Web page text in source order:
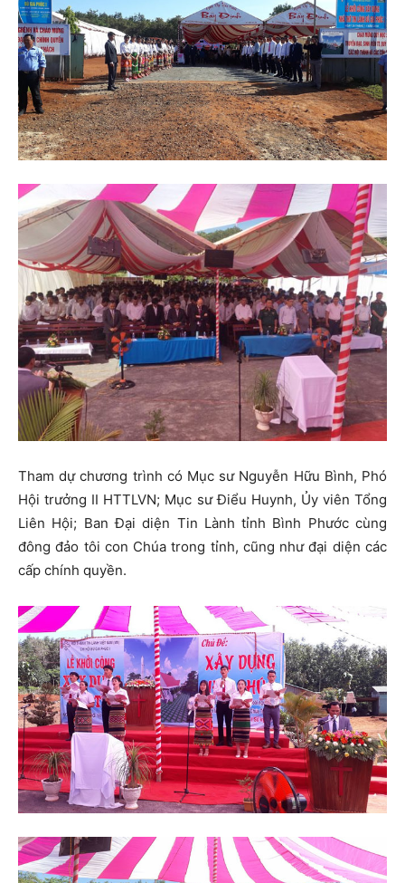
Tham dự chương trình có Mục sư Nguyễn Hữu Bình, Phó
Hội trưởng II HTTLVN; Mục sư Điểu Huynh, Ủy viên Tổng
Liên Hội; Ban Đại diện Tin Lành tỉnh Bình Phước cùng
đông đảo tôi con Chúa trong tỉnh, cũng như đại diện các
cấp chính quyền.